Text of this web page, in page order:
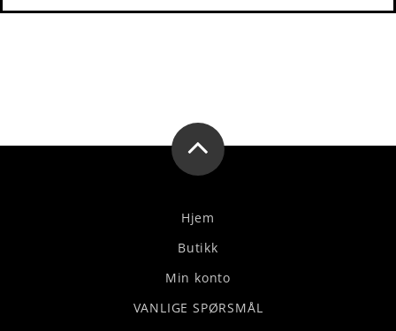
Hjem
Butikk
Min konto
VANLIGE SPØRSMÅL